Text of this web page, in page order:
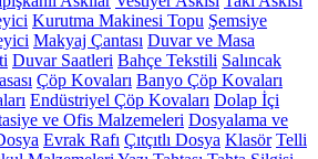
Kurutma Makinesi Topu Şemsiye
Makyaj Çantası Duvar ve Masa
Duvar Saatleri Bahçe Tekstili Salıncak
Çöp Kovaları Banyo Çöp Kovaları
Endüstriyel Çöp Kovaları Dolap İçi
ve Ofis Malzemeleri Dosyalama ve
Evrak Rafı Çıtçıtlı Dosya Klasör Telli